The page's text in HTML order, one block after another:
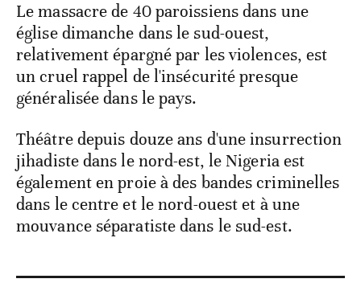
Le massacre de 40 paroissiens dans une
église dimanche dans le sud-ouest,
relativement épargné par les violences, est
un cruel rappel de l'insécurité presque
généralisée dans le pays.
Théâtre depuis douze ans d'une insurrection
jihadiste dans le nord-est, le Nigeria est
également en proie à des bandes criminelles
dans le centre et le nord-ouest et à une
mouvance séparatiste dans le sud-est.